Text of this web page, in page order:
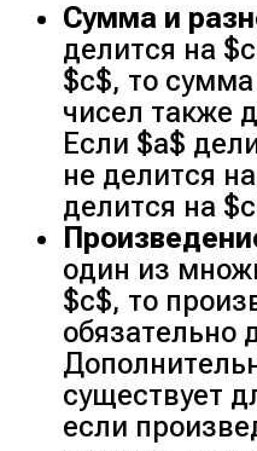
Сумма и
делится на
$c$, то сумма
чисел также
Если $a$
не делится
делится на
один из
$c$, то
обязательно
существует
если